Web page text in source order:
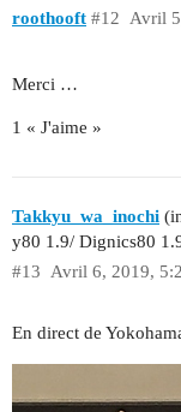
roothooft Avril
#12
Merci …
1 « J'aime »
Takkyu_wa_inochi
y80 1.9/ Dignics80
Avril 6, 2019,
#13
En direct de